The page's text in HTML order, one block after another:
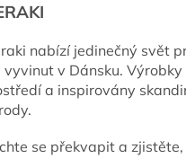
nabízí jedinečný svět
vyvinut v Dánsku.
a inspirovány
se překvapit a